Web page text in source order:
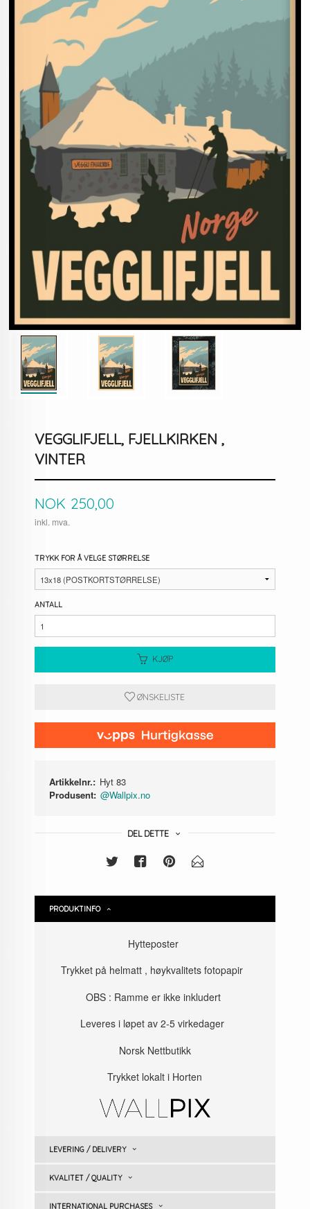
VEGGLIFJELL, FJELLKIRKEN ,
VINTER
Pris
NOK 250,00
inkl. mva.
TRYKK FOR Å VELGE STØRRELSE
ANTALL
KJØP
ØNSKELISTE
Artikkelnr.: Hyt 83
Produsent: @Wallpix.no
DEL DETTE
PRODUKTINFO
Hytteposter
Trykket på helmatt , høykvalitets fotopapir
OBS : Ramme er ikke inkludert
Leveres i løpet av 2-5 virkedager
Norsk Nettbutikk
Trykket lokalt i Horten
LEVERING / DELIVERY
KVALITET / QUALITY
INTERNATIONAL PURCHASES